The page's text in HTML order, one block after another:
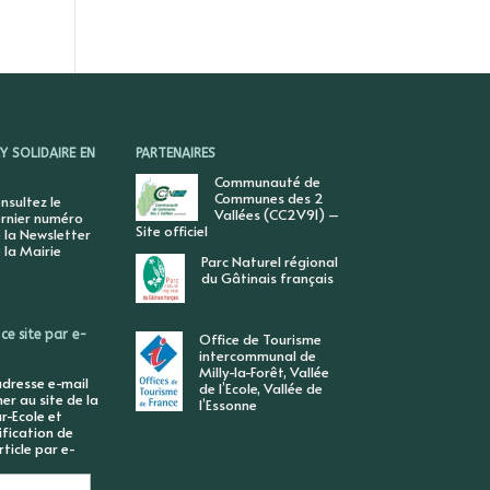
SOLIDAIRE EN
le
numéro
la Newsletter
la Mairie
site par e-
e-mail
au site de la
Ecole et
de
par e-
PARTENAIRES
Communauté de
Communes des 2
Vallées (CC2V91) –
Site officiel
Parc Naturel régional
du Gâtinais français
Office de Tourisme
intercommunal de
Milly-la-Forêt, Vallée
de l’Ecole, Vallée de
l’Essonne